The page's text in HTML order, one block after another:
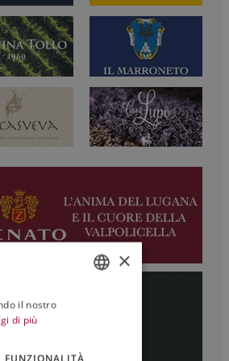
×
il nostro
di più
FUNZIONALITÀ